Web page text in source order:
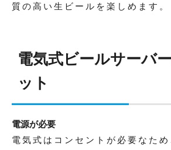
質の高い生ビールを楽しめます。
電気式ビールサーバ
ット
電源が必要
電気式はコンセントが必要なた